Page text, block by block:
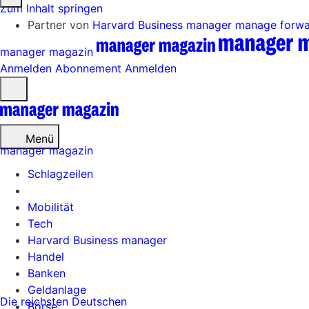
Zum Inhalt springen
Partner von Harvard Business manager manage
manager magazin
Anmelden Abonnement Anmelden
öffnen
Menü
Schlagzeilen
Mobilität
Tech
Harvard Business manager
Handel
Banken
Geldanlage
Börse
manager magazin
Die reichsten Deutschen